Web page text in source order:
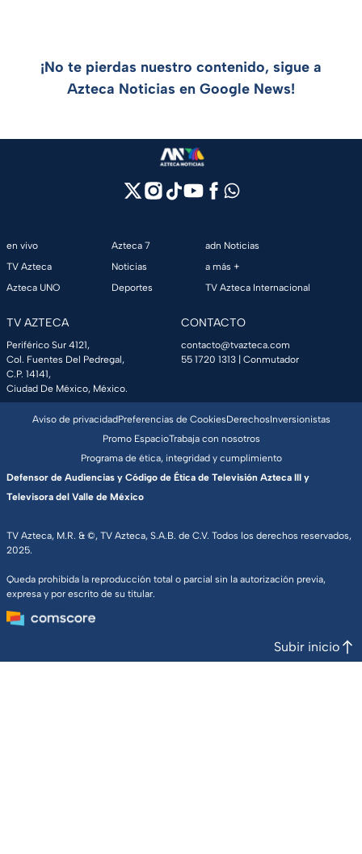
¡No te pierdas nuestro contenido, sigue a
Azteca Noticias en Google News!
en vivo
TV Azteca
Azteca UNO
Azteca 7
Noticias
Deportes
adn Noticias
a más +
TV Azteca Internacional
TV AZTECA
Periférico Sur 4121,
Col. Fuentes Del Pedregal,
C.P. 14141,
Ciudad De México, México.
CONTACTO
contacto@tvazteca.com
55 1720 1313 | Conmutador
TV Azteca, M.R. & ©, TV Azteca, S.A.B. de C.V. Todos los derechos reservados,
2025.
Queda prohibida la reproducción total o parcial sin la autorización previa,
expresa y por escrito de su titular.
Aviso de privacidadPreferencias de CookiesDerechosInversionistas
Promo EspacioTrabaja con nosotros
Programa de ética, integridad y cumplimiento
Defensor de Audiencias y Código de Ética de Televisión Azteca III y
Televisora del Valle de México
Subir inicio